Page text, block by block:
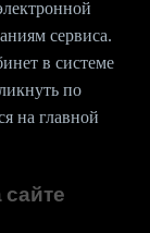
сервиса.
в системе
по
на главной